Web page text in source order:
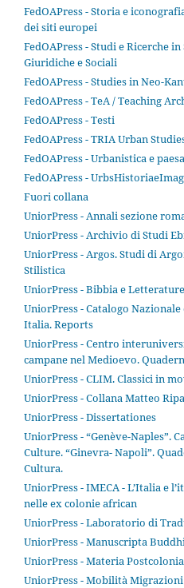
FedOAPress - Storia e
dei siti europei
FedOAPress - Studi e Ricerche
Giuridiche e Sociali
FedOAPress - Studies in Neo-
FedOAPress - TeA / Teaching
FedOAPress - Testi
FedOAPress - TRIA Urban
FedOAPress - Urbanistica e
FedOAPress -
Fuori collana
UniorPress - Annali sezione
UniorPress - Archivio di Studi
UniorPress - Argos. Studi di
Stilistica
UniorPress - Bibbia e Letterature
UniorPress - Catalogo
Italia. Reports
UniorPress - Centro
campane nel Medioevo.
UniorPress - CLIM. Classici in
UniorPress - Collana Matteo Ripa
UniorPress - Dissertationes
UniorPress - “Genève-Naples”.
Culture. “Ginevra- Napoli”.
Cultura.
UniorPress - IMECA - L’Italia e
nelle ex colonie african
UniorPress - Laboratorio di
UniorPress - Manuscripta
UniorPress - Materia
UniorPress - Mobilità